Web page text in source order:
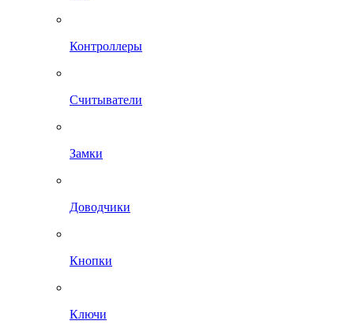
Контроллеры
Считыватели
Замки
Доводчики
Кнопки
Ключи